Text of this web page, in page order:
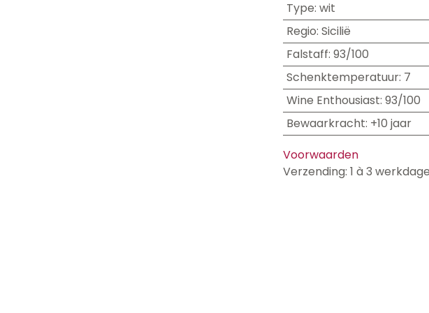
Type: wit
Regio: Sicilië
Falstaff: 93/100
Schenktemperatuur: 7
Wine Enthousiast: 93/100
Bewaarkracht: +10 jaar
Voorwaarden
Verzending: 1 à 3